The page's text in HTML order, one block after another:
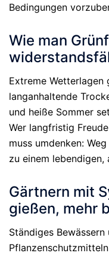
Bedingungen
Wie man
Extreme
langanhaltende
und heiße Sommer
Wer langfristig
muss umdenken:
zu einem lebendigen,
Gärtnern mit
gießen, mehr
Ständiges